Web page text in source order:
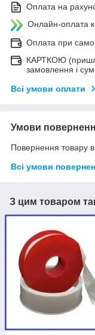
Оплата на
Онлайн-оплата
Оплата при
КАРТКОЮ
замовлення і
Всі умови оплати
Умови
Повернення товару
Всі умови
З цим товаром